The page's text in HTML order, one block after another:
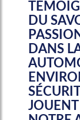
DU
DANS